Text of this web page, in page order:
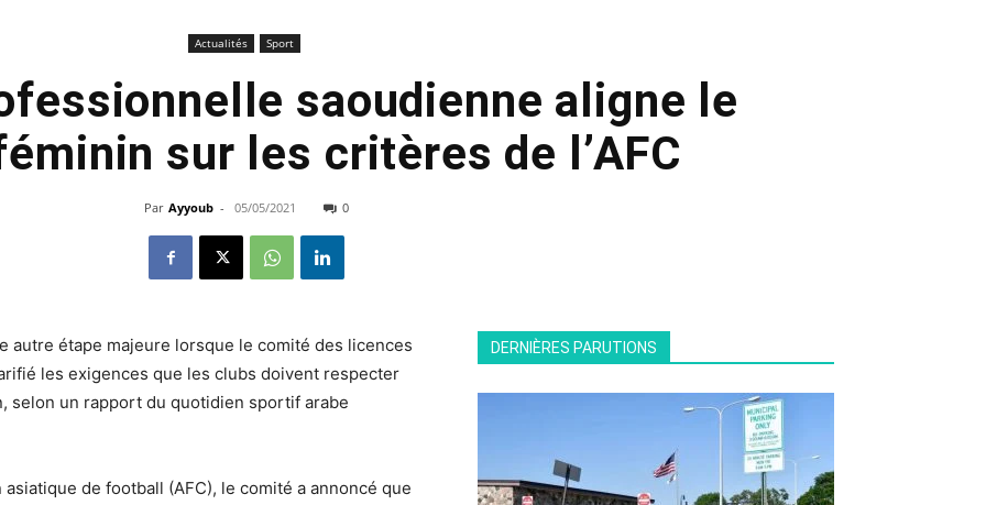
Actualités Sport
saoudienne aligne le
sur les critères de l’AFC
Par Ayyoub - 05/05/2021 0
autre étape majeure lorsque le comité des licences
les exigences que les clubs doivent respecter
selon un rapport du quotidien sportif arabe
de football (AFC), le comité a annoncé que
DERNIÈRES PARUTIONS